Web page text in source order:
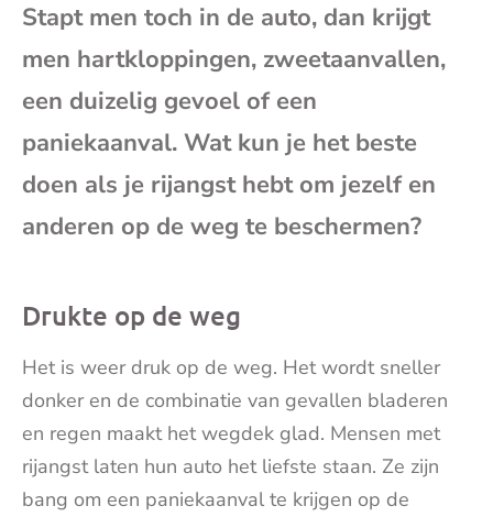
Stapt men toch in de auto, dan krijgt
men hartkloppingen, zweetaanvallen,
een duizelig gevoel of een
paniekaanval. Wat kun je het beste
doen als je rijangst hebt om jezelf en
anderen op de weg te beschermen?
Drukte op de weg
Het is weer druk op de weg. Het wordt sneller
donker en de combinatie van gevallen bladeren
en regen maakt het wegdek glad. Mensen met
rijangst laten hun auto het liefste staan. Ze zijn
bang om een paniekaanval te krijgen op de